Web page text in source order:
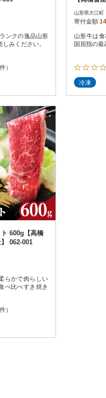
ンクの逸品山形
みください。
）
山形県大江町
寄付金額
山形牛は
国屈指の最
冷凍
600g【高橋
062-001
らかで肉らしい
べ比べすき焼き
）